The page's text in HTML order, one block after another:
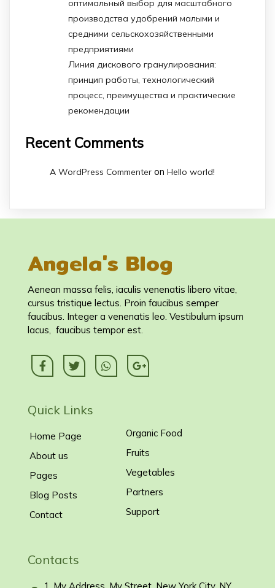
оптимальный выбор для масштабного
производства удобрений малыми и
средними сельскохозяйственными
предприятиями
Линия дискового гранулирования:
принцип работы, технологический
процесс, преимущества и практические
рекомендации
Recent Comments
A WordPress Commenter on Hello world!
Angela's Blog
Aenean massa felis, iaculis venenatis libero vitae,
cursus tristique lectus. Proin faucibus semper
faucibus. Integer a venenatis leo. Vestibulum ipsum
lacus, faucibus tempor est.
Quick Links
Home Page
About us
Pages
Blog Posts
Contact
Organic Food
Fruits
Vegetables
Partners
Support
Contacts